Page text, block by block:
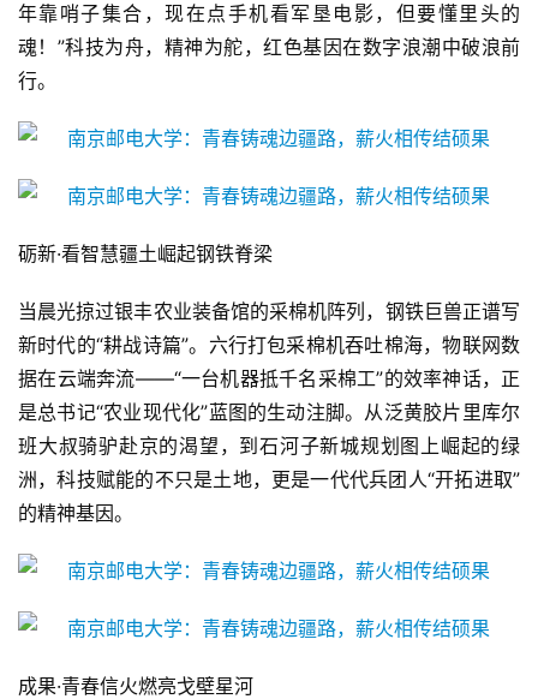
年靠哨子集合，现在点手机看军垦电影，但要懂里头的
魂！”科技为舟，精神为舵，红色基因在数字浪潮中破浪前
行。
砺新·看智慧疆土崛起钢铁脊梁
当晨光掠过银丰农业装备馆的采棉机阵列，钢铁巨兽正谱写
新时代的“耕战诗篇”。六行打包采棉机吞吐棉海，物联网数
据在云端奔流——“一台机器抵千名采棉工”的效率神话，正
是总书记“农业现代化”蓝图的生动注脚。从泛黄胶片里库尔
班大叔骑驴赴京的渴望，到石河子新城规划图上崛起的绿
洲，科技赋能的不只是土地，更是一代代兵团人“开拓进取”
的精神基因。
成果·青春信火燃亮戈壁星河